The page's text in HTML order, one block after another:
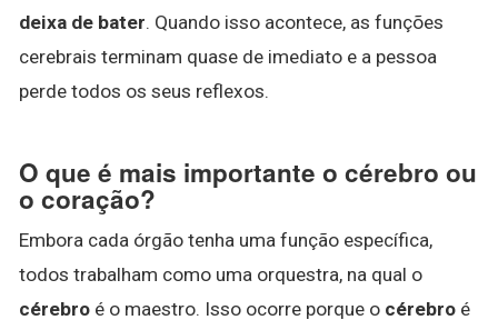
deixa de bater. Quando isso acontece, as funções
cerebrais terminam quase de imediato e a pessoa
perde todos os seus reflexos.
O que é mais importante o cérebro ou
o coração?
Embora cada órgão tenha uma função específica,
todos trabalham como uma orquestra, na qual o
cérebro é o maestro. Isso ocorre porque o cérebro é